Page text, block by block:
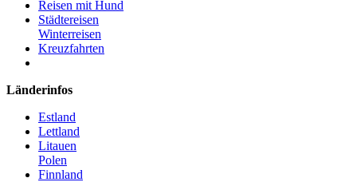
Reisen mit Hund
Städtereisen
Winterreisen
Kreuzfahrten
Länderinfos
Estland
Lettland
Litauen
Polen
Finnland